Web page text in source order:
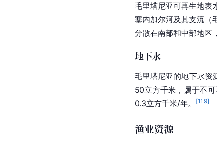
毛里塔尼亚可再生地表
塞内加尔河及其支流（
分散在南部和中部地区
地下水
毛里塔尼亚的地下水资
50立方千米，属于不
0.3立方千米/年。
[119]
渔业资源